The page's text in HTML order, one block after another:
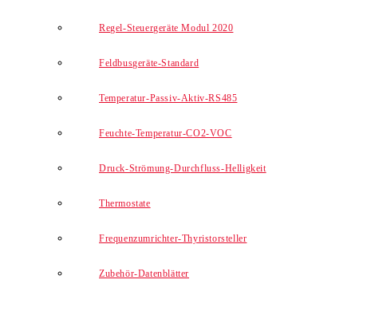
Regel-Steuergeräte Modul 2020
Feldbusgeräte-Standard
Temperatur-Passiv-Aktiv-RS485
Feuchte-Temperatur-CO2-VOC
Druck-Strömung-Durchfluss-Helligkeit
Thermostate
Frequenzumrichter-Thyristorsteller
Zubehör-Datenblätter